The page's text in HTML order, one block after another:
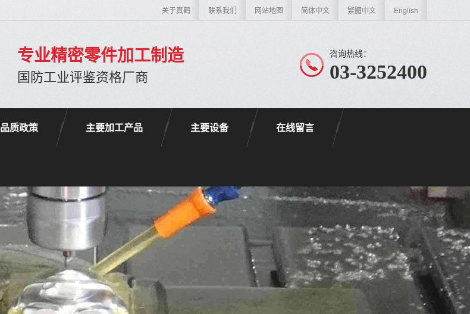
关于真鹤 联系我们 网站地图 简体中文 繁體中文 English
专业精密零件加工制造
国防工业评鉴资格厂商
咨询热线：
03-3252400
品质政策 主要加工产品 主要设备 在线留言